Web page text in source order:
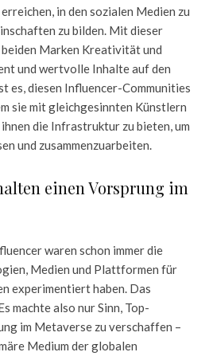
in den sozialen Medien zu
zu bilden. Mit dieser
Marken Kreativität und
und wertvolle Inhalte auf den
es, diesen Influencer-Communities
sie mit gleichgesinnten Künstlern
die Infrastruktur zu bieten, um
und zusammenzuarbeiten.
einen Vorsprung im
waren schon immer die
Medien und Plattformen für
experimentiert haben. Das
machte also nur Sinn, Top-
im Metaverse zu verschaffen –
Medium der globalen